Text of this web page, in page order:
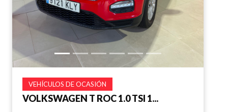
VEHÍCULOS DE OCASIÓN
VOLKSWAGEN T ROC 1.0 TSI 1...